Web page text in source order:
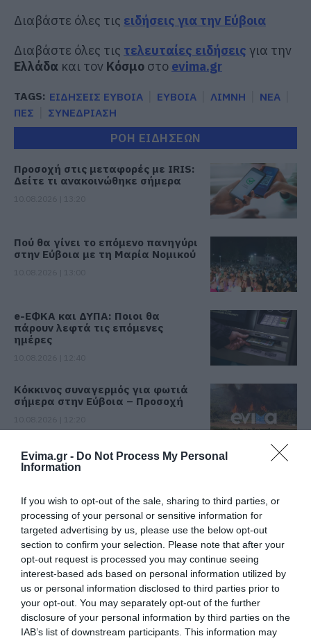
Evima.gr - Do Not Process My Personal
Information
If you wish to opt-out of the sale, sharing to third parties, or
processing of your personal or sensitive information for
targeted advertising by us, please use the below opt-out
section to confirm your selection. Please note that after your
opt-out request is processed you may continue seeing
interest-based ads based on personal information utilized by
us or personal information disclosed to third parties prior to
your opt-out. You may separately opt-out of the further
disclosure of your personal information by third parties on the
IAB’s list of downstream participants. This information may
Διαβάστε όλες τις ειδήσεις για την Εύβοια
Διαβάστε όλες τις τελευταίες ειδήσεις για την
Ελλάδα και τον Κόσμο στο evima.gr
TAGS: ΕΙΔΗΣΕΙΣ ΕΥΒΟΙΑ ΕΥΒΟΙΑ ΛΙΜΝΗ
ΝΕΑ
ΠΕΣ
ΣΥΝΕΔΡΙΑΣΗ
ΡΟΗ ΕΙΔΗΣΕΩΝ
Προσοχή στις μεταφορές με IRIS:
Δείτε τι ανακοινώθηκε σήμερα
Πού θα γίνει το επόμενο πανηγύρι
στην Εύβοια με τη Μαρία Νομικού
e-ΕΦΚΑ και ΔΥΠΑ: Ποιοι θα
πάρουν λεφτά τις επόμενες
ημέρες
Κόκκινος συναγερμός για φωτιά
σήμερα στην Εύβοια – Προσοχή
Πέθανε κτηνοτρόφος μετά τη
θανάτωση του κοπαδιού του
Αυτά τα σχολεία αναβαθμίζονται
στην Εύβοια – Τι έργα γίνονται –
Δείτε εικόνες
10.08.2026 | 11:40
Αύγουστος στην Εύβοια: Τι θα
γίνει αύριο στα σοκάκια αυτού
χωριού
Όλες οι τελευταίες ειδήσεις